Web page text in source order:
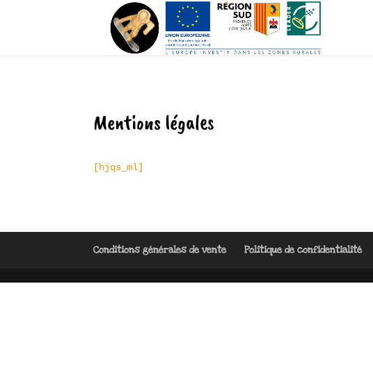
Mentions légales
[hjqs_ml]
Conditions générales de vente Politique de confidentialité